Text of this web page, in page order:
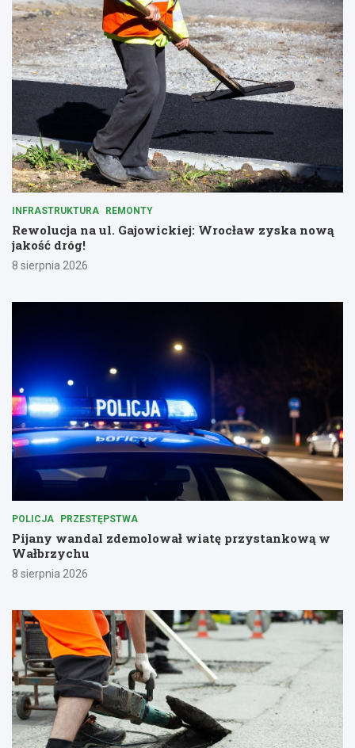
INFRASTRUKTURA REMONTY
Rewolucja na ul. Gajowickiej: Wrocław zyska nową
jakość dróg!
8 sierpnia 2026
POLICJA PRZESTĘPSTWA
Pijany wandal zdemolował wiatę przystankową w
Wałbrzychu
8 sierpnia 2026